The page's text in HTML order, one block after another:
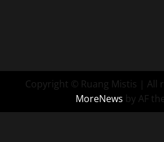
Copyright © Ruang Mistis | All
MoreNews by AF